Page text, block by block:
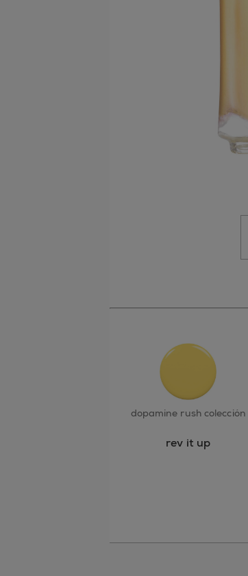
dopamine rush colección
rev it up